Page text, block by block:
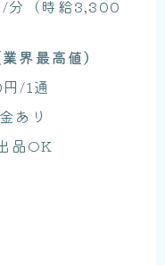
分（時給3,300
界最高値）
/1通
あり
品OK